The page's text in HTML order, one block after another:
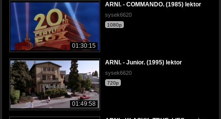
01:30:15
ARNI. - COMMANDO. (1985) lektor
sysek6620
1080p
01:49:58
ARNI. - Junior. (1995) lektor
sysek6620
720p